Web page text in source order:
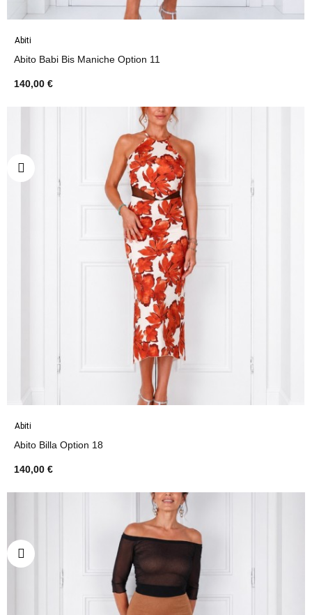
Abiti
Abito Babi Bis Maniche Option 11
140,00 €
Abiti
Abito Billa Option 18
140,00 €